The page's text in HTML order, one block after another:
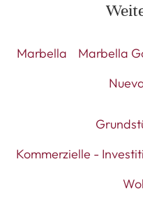
Marbella Marbella
Kommerzielle -